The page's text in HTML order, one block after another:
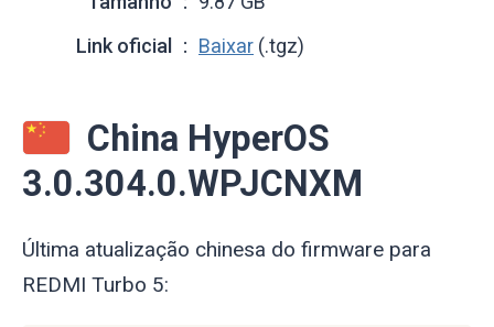
Link oficial
Baixar (.tgz)
China HyperOS
3.0.304.0.WPJCNXM
Última atualização chinesa do firmware para
REDMI Turbo 5: